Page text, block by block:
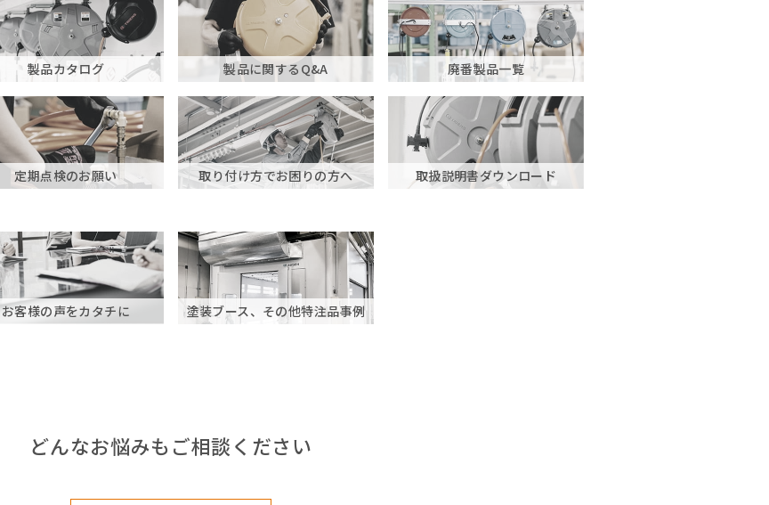
製品カタログ 製品に関するQ&A 廃番製品一覧
定期点検のお願い 取り付け方でお困りの方へ 取扱説明書ダウンロード
お客様の声をカタチに 塗装ブース、その他特注品事例
どんなお悩みもご相談ください